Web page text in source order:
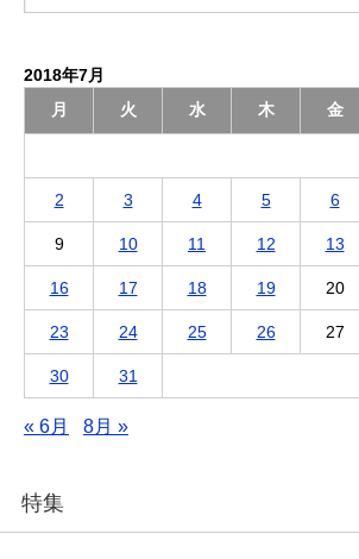
2018年7月
月
火 水 木 金
2 3 4 5 6
9 10 11 12 13
16 17 18 19 20
23 24 25 26 27
30 31
« 6月 8月 »
特集